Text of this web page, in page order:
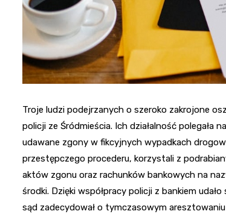
Troje ludzi podejrzanych o szeroko zakrojone
policji ze Śródmieścia. Ich działalność
udawane zgony w fikcyjnych wypadkach
przestępczego procederu, korzystali z
aktów zgonu oraz rachunków bankowych na
środki. Dzięki współpracy policji z bankiem
sąd zadecydował o tymczasowym